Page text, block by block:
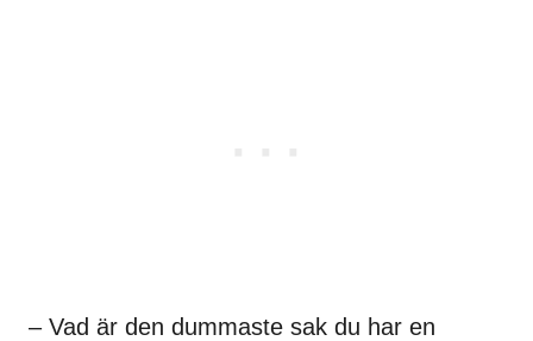
– Vad är den dummaste sak du har en